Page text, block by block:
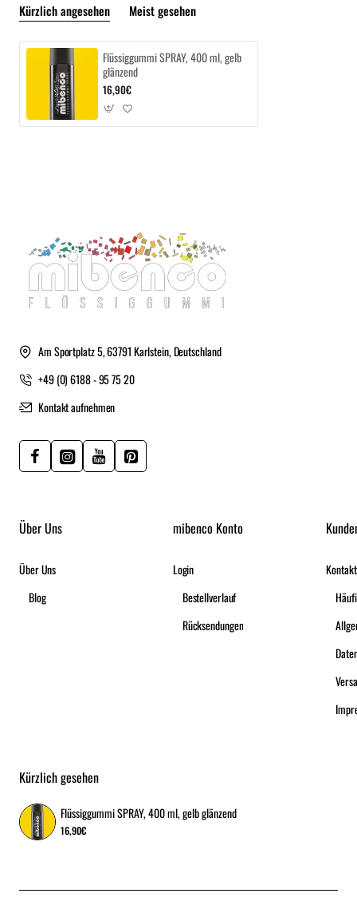
Kürzlich angesehen Meist gesehen
Flüssiggummi SPRAY, 400 ml, gelb
glänzend
16,90€
Am Sportplatz 5, 63791 Karlstein, Deutschland
+49 (0) 6188 - 95 75 20
Kontakt aufnehmen
Über Uns
Über Uns
Blog
mibenco Konto
Login
Bestellverlauf
Rücksendungen
Kontakt
Kürzlich gesehen
Flüssiggummi SPRAY, 400 ml, gelb glänzend
16,90€